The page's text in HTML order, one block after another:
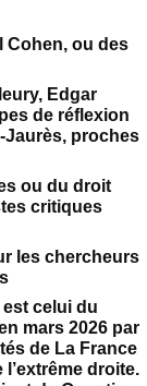
ou des
Edgar
de réflexion
Jaurès, proches
ou du droit
critiques
les chercheurs
est celui du
mars 2026 par
de La France
droite.